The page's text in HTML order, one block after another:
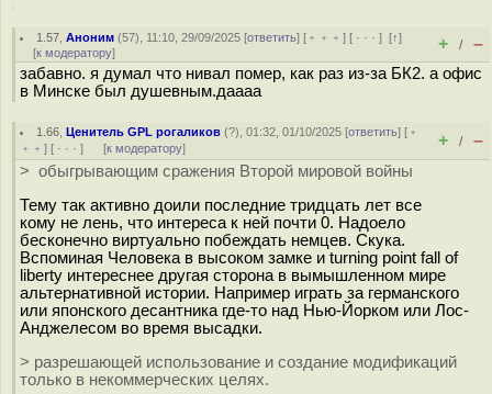
1.57 ,Аноним (57), 11:10, 29/09/2025 [ответить] [ ﹢﹢﹢] [ · · ·][↑]
[к модератору] + / –
забавно. я думал что нивал помер, как раз из-за БК2. а офис
в Минске был душевным.даааа
1.66 ,Ценитель GPL рогаликов (?), 01:32, 01/10/2025 [ответить] [ ﹢
﹢﹢ ] [ · · · ] [к модератору] + / –
> обыгрывающим сражения Второй мировой войны
Тему так активно доили последние тридцать лет все
кому не лень, что интереса к ней почти 0. Надоело
бесконечно виртуально побеждать немцев. Скука.
Вспоминая Человека в высоком замке и turning point fall of
liberty интереснее другая сторона в вымышленном мире
альтернативной истории. Например играть за германского
или японского десантника где-то над Нью-Йорком или Лос-
Анджелесом во время высадки.
> разрешающей использование и создание модификаций
только в некоммерческих целях.